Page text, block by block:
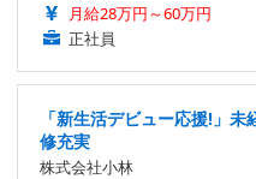
月給28万円～60万円
正社員
「新生活デビュー応援!」
修充実
株式会社小林